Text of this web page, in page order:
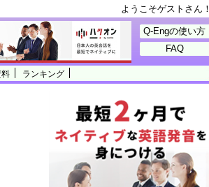
ようこそゲストさん！
ランキング
Q-Engの使い方
FAQ